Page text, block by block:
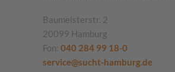
Baumeisterstr. 2
20099 Hamburg
Fon: 040 284 99 18-0
service@sucht-hamburg.de